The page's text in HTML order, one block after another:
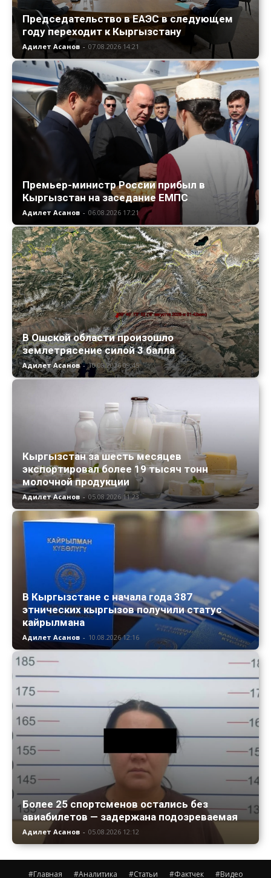
Председательство в ЕАЭС в следующем
году переходит к Кыргызстану
Адилет Асанов - 07.08.2026 14:21
Премьер-министр России прибыл в
Кыргызстан на заседание ЕМПС
Адилет Асанов - 06.08.2026 17:21
В Ошской области произошло
землетрясение силой 3 балла
Адилет Асанов - 10.08.2026 09:45
Кыргызстан за шесть месяцев
экспортировал более 19 тысяч тонн
молочной продукции
Адилет Асанов - 05.08.2026 11:23
В Кыргызстане с начала года 387
этнических кыргызов получили статус
кайрылмана
Адилет Асанов - 10.08.2026 12:16
Более 25 спортсменов остались без
авиабилетов — задержана подозреваемая
Адилет Асанов - 05.08.2026 12:12
#Главная #Аналитика #Статьи #Фактчек #Видео